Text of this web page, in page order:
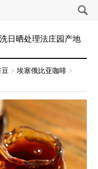
日晒处理法庄园产地
豆 >埃塞俄比亚咖啡 >